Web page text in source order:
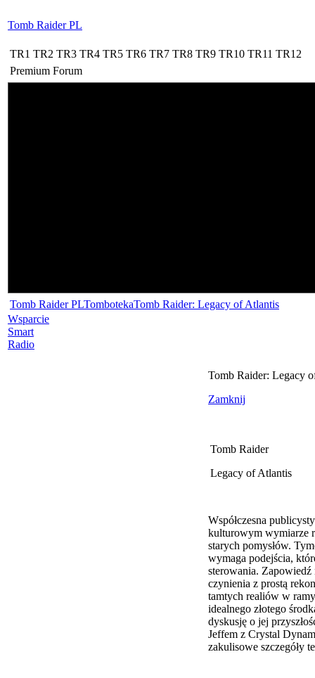
Tomb Raider PL
TR1 TR2 TR3 TR4 TR5 TR6 TR7 TR8 TR9 TR10 TR11 TR12
Premium Forum
Tomb Raider PLTombotekaTomb Raider: Legacy of Atlantis
Wsparcie
Smart
Radio
Tomb Raider: Legacy
Zamknij
Tomb Raider
Legacy of Atlantis
Współczesna
kulturowym wymiarze
starych pomysłów.
wymaga podejścia,
sterowania. Zapowiedź
czynienia z prostą
tamtych realiów w
idealnego złotego
dyskusję o jej
Jeffem z Crystal
zakulisowe szczegóły